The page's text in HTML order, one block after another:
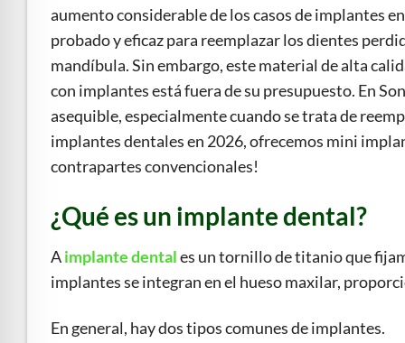
aumento considerable de los casos de implantes
probado y eficaz para reemplazar los dientes
mandíbula. Sin embargo, este material de alta
con implantes está fuera de su presupuesto. En
asequible, especialmente cuando se trata de
implantes dentales en 2026, ofrecemos mini
contrapartes convencionales!
¿Qué es un implante dental?
Aimplante dentales un tornillo de titanio que
implantes se integran en el hueso maxilar,
En general, hay dos tipos comunes de implantes.